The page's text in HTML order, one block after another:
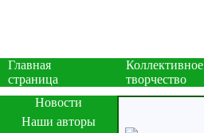
Главная
страница
Коллективное
творчество
Новости
Наши авторы